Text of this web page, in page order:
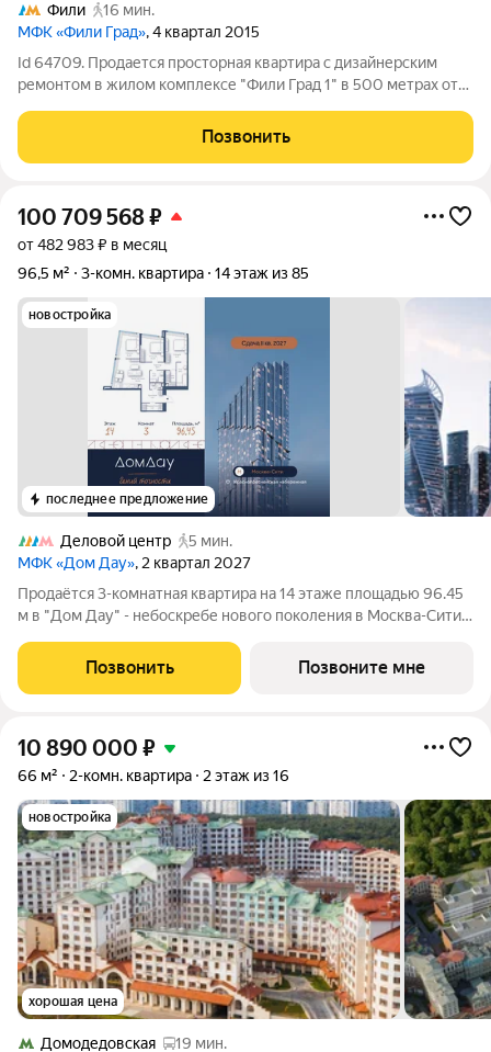
Фили
16 мин.
МФК «Фили Град», 4 квартал 2015
Id 64709. Продается просторная квартира с дизайнерским
ремонтом в жилом комплексе "Фили Град 1" в 500 метрах от
квартиры, разработанная по индивидуальному дизайн-
проекту: просторная
Позвонить
100 709 568₽
от 482 983 ₽ в месяц
96,5 м²
3-комн. квартира 14 этаж из 85
новостройка
последнее предложение
Деловой центр
5 мин.
МФК «Дом Дау», 2 квартал 2027
Прoдаётся 3-кoмнaтнaя квартира на 14 этаже площадью 96.45
м в "Дом Дау" - небоскребе нового поколения в Москва-Сити.
нeбocкpeб, рacпoложeнный в самoм сердце делoвoй столицы
Pоccии. Это больше, чeм
Позвонить Позвоните мне
10 890 000 ₽
66 м² 2-комн. квартира 2 этаж из 16
новостройка
хорошая цена
Домодедовская 19 мин.